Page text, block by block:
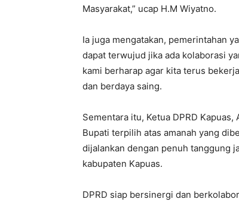
Masyarakat,” ucap H.M Wiyatno.
Ia juga mengatakan, pemerintahan
dapat terwujud jika ada kolaborasi
kami berharap agar kita terus
dan berdaya saing.
Sementara itu, Ketua DPRD
Bupati terpilih atas amanah yang
dijalankan dengan penuh tanggung
kabupaten Kapuas.
DPRD siap bersinergi dan